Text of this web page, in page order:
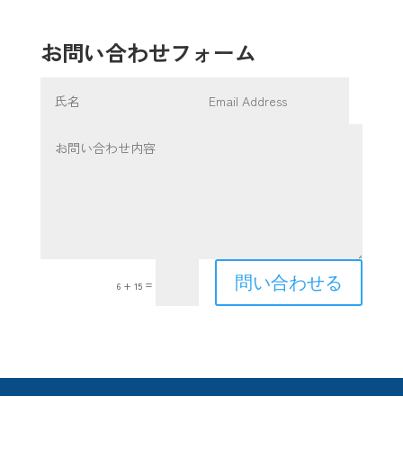
お問い合わせフォーム
6 + 15 = 問い合わせる